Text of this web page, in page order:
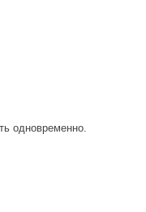
одновременно.